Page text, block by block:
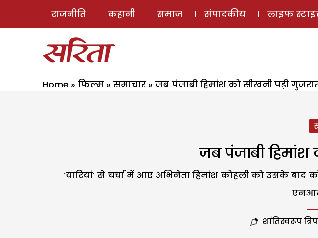
राजनीति कहानी समाज संपादकीय लाइफ
Home » फिल्म » समाचार » जब पंजाबी हिमांश को सीखनी पड़ी
जब पंजाबी हिमांश
‘यारियां’ से चर्चा में आए अभिनेता हिमांश कोहली को उसके बाद
शांतिस्वरूप